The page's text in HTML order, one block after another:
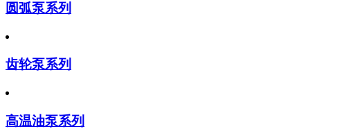
圆弧泵系列
齿轮泵系列
高温油泵系列